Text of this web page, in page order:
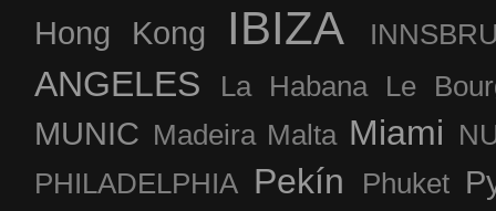
Hong Kong IBIZA
ANGELES La Habana Le
MUNIC Madeira Malta Miami
PHILADELPHIA Pekín Phuket